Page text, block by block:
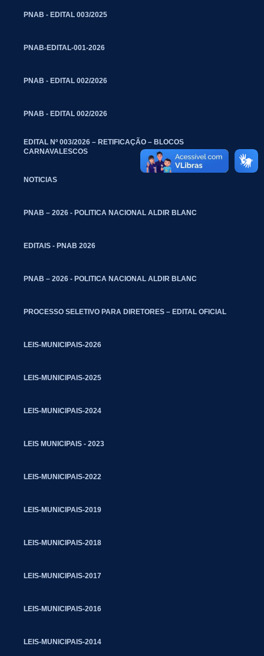
PNAB - EDITAL 003/2025
PNAB-EDITAL-001-2026
PNAB - EDITAL 002/2026
PNAB - EDITAL 002/2026
EDITAL Nº 003/2026 – RETIFICAÇÃO – BLOCOS
CARNAVALESCOS
NOTICIAS
PNAB – 2026 - POLITICA NACIONAL ALDIR BLANC
EDITAIS - PNAB 2026
PNAB – 2026 - POLITICA NACIONAL ALDIR BLANC
PROCESSO SELETIVO PARA DIRETORES – EDITAL OFICIAL
LEIS-MUNICIPAIS-2026
LEIS-MUNICIPAIS-2025
LEIS-MUNICIPAIS-2024
LEIS MUNICIPAIS - 2023
LEIS-MUNICIPAIS-2022
LEIS-MUNICIPAIS-2019
LEIS-MUNICIPAIS-2018
LEIS-MUNICIPAIS-2017
LEIS-MUNICIPAIS-2016
LEIS-MUNICIPAIS-2014